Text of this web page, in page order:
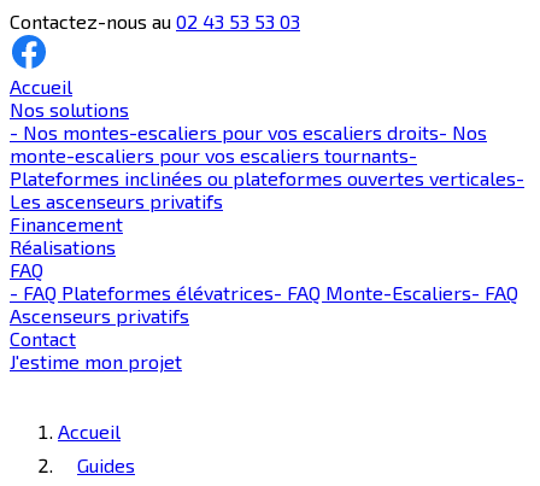
Contactez-nous au 02 43 53 53 03
Accueil
Nos solutions
- Nos montes-escaliers pour vos escaliers droits- Nos
monte-escaliers pour vos escaliers tournants-
Plateformes inclinées ou plateformes ouvertes verticales-
Les ascenseurs privatifs
Financement
Réalisations
FAQ
- FAQ Plateformes élévatrices- FAQ Monte-Escaliers- FAQ
Ascenseurs privatifs
Contact
J'estime mon projet
Accueil
Guides